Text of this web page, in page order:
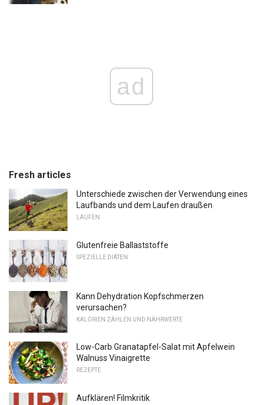
ad
Fresh articles
Unterschiede zwischen der Verwendung eines
Laufbands und dem Laufen draußen
LAUFEN
Glutenfreie Ballaststoffe
SPEZIELLE DIÄTEN
Kann Dehydration Kopfschmerzen
verursachen?
KALORIEN ZÄHLEN UND NÄHRWERTE
Low-Carb Granatapfel-Salat mit Apfelwein
Walnuss Vinaigrette
REZEPTE
Aufklären! Filmkritik